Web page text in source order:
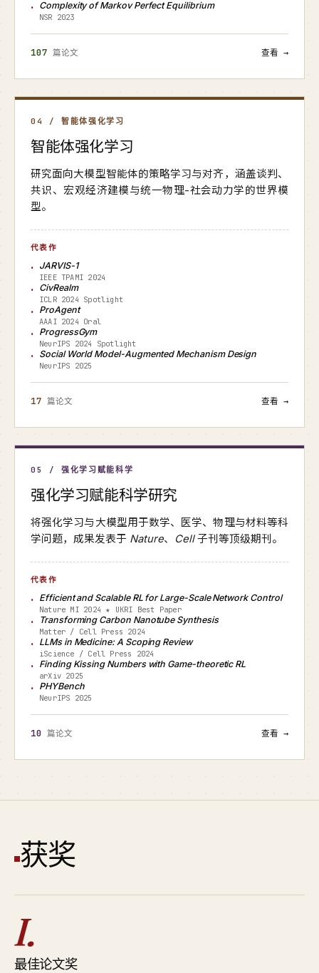
Complexity of Markov Perfect Equilibrium
NSR 2023
107 篇论文 查看 →
04 / 智能体强化学习
智能体强化学习
研究面向大模型智能体的策略学习与对齐，涵盖谈判、
共识、宏观经济建模与统一物理-社会动力学的世界模
型。
代表作
JARVIS-1
IEEE TPAMI 2024
CivRealm
ICLR 2024 Spotlight
ProAgent
AAAI 2024 Oral
ProgressGym
NeurIPS 2024 Spotlight
Social World Model-Augmented Mechanism Design
NeurIPS 2025
17 篇论文 查看 →
05 / 强化学习赋能科学
强化学习赋能科学研究
将强化学习与大模型用于数学、医学、物理与材料等科
学问题，成果发表于 Nature、 Cell子刊等顶级期刊。
代表作
Efficient and Scalable RL for Large-Scale Network Control
Nature MI 2024 ★ UKRI Best Paper
Transforming Carbon Nanotube Synthesis
Matter / Cell Press 2024
LLMs in Medicine: A Scoping Review
iScience / Cell Press 2024
Finding Kissing Numbers with Game-theoretic RL
arXiv 2025
PHYBench
NeurIPS 2025
10 篇论文 查看 →
获奖
I.
最佳论文奖